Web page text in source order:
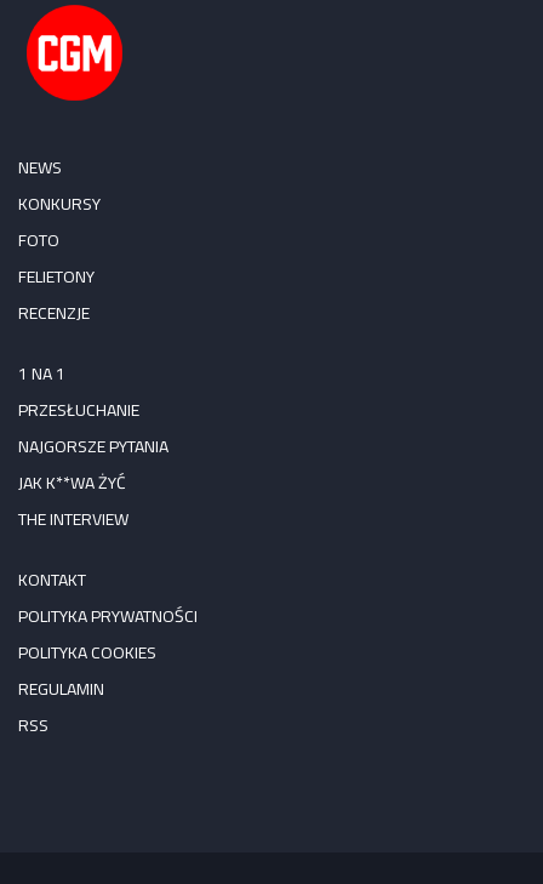
NEWS
KONKURSY
FOTO
FELIETONY
RECENZJE
1 NA 1
PRZESŁUCHANIE
NAJGORSZE PYTANIA
JAK K**WA ŻYĆ
THE INTERVIEW
KONTAKT
POLITYKA PRYWATNOŚCI
POLITYKA COOKIES
REGULAMIN
RSS